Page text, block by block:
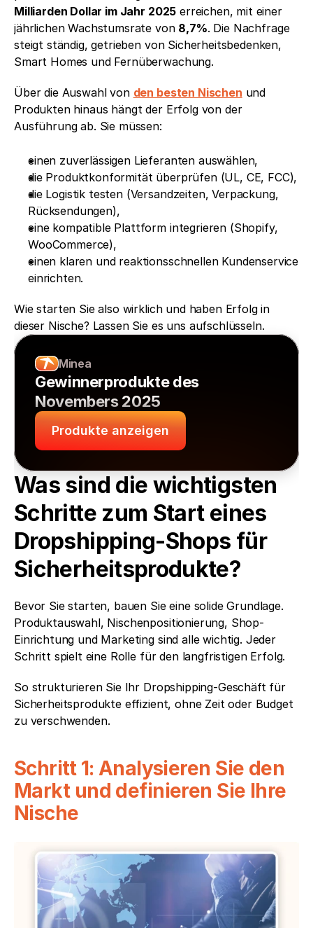
Milliarden Dollar im Jahr 2025 erreichen, mit einer
jährlichen Wachstumsrate von 8,7%. Die Nachfrage
steigt ständig, getrieben von Sicherheitsbedenken,
Smart Homes und Fernüberwachung.
Über die Auswahl von den besten Nischen und
Produkten hinaus hängt der Erfolg von der
Ausführung ab. Sie müssen:
einen zuverlässigen Lieferanten auswählen,
die Produktkonformität überprüfen (UL, CE, FCC),
die Logistik testen (Versandzeiten, Verpackung,
Rücksendungen),
eine kompatible Plattform integrieren (Shopify,
WooCommerce),
einen klaren und reaktionsschnellen Kundenservice
einrichten.
Wie starten Sie also wirklich und haben Erfolg in
dieser Nische? Lassen Sie es uns aufschlüsseln.
Minea
Gewinnerprodukte des
Novembers 2025
Produkte anzeigen
Was sind die wichtigsten
Schritte zum Start eines
Dropshipping-Shops für
Sicherheitsprodukte?
Bevor Sie starten, bauen Sie eine solide Grundlage.
Produktauswahl, Nischenpositionierung, Shop-
Einrichtung und Marketing sind alle wichtig. Jeder
Schritt spielt eine Rolle für den langfristigen Erfolg.
So strukturieren Sie Ihr Dropshipping-Geschäft für
Sicherheitsprodukte effizient, ohne Zeit oder Budget
zu verschwenden.
Schritt 1: Analysieren Sie den
Markt und definieren Sie Ihre
Nische